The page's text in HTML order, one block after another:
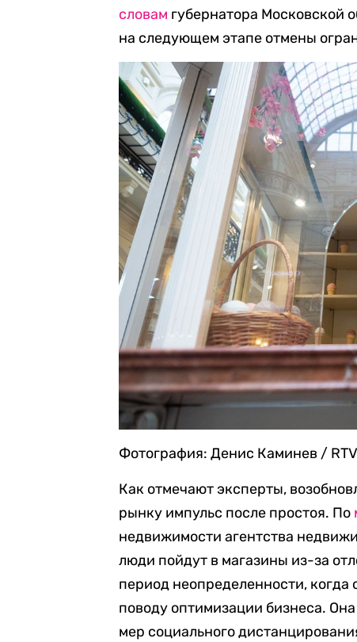
словам губернатора Московской
на следующем этапе отмены
Фотография: Денис Каминев /
Как отмечают эксперты,
рынку импульс после простоя. По
недвижимости агентства
люди пойдут в магазины из-за
период неопределенности,
поводу оптимизации бизнеса.
мер социального